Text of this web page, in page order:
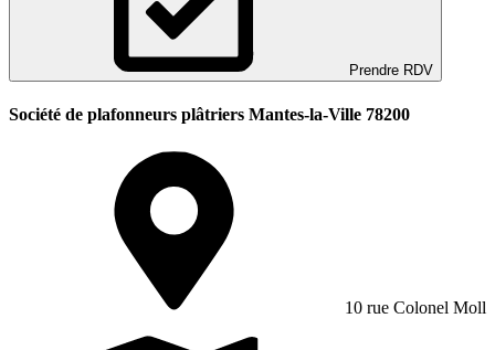
Prendre RDV
Société de plafonneurs plâtriers Mantes-la-Ville 78200
10 rue Colonel Moll